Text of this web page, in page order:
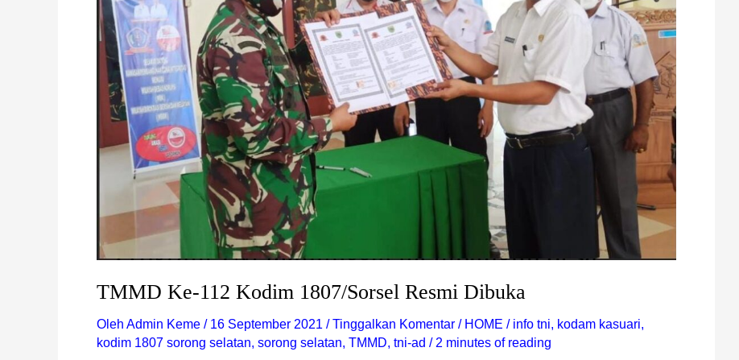
TMMD Ke-112 Kodim 1807/Sorsel Resmi Dibuka
Oleh Admin Keme / 16 September 2021 /Tinggalkan Komentar / HOME / info tni, kodam kasuari,
kodim 1807 sorong selatan, sorong selatan, TMMD, tni-ad / 2 minutes of reading